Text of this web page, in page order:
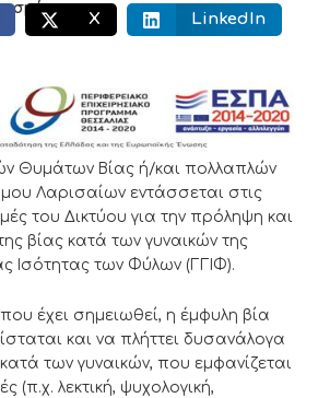
X LinkedIn
Θυμάτων Βίας ή/και πολλαπλών
Λαρισαίων εντάσσεται στις
του Δικτύου για την πρόληψη και
βίας κατά των γυναικών της
Ισότητας των Φύλων (ΓΓΙΦ).
έχει σημειωθεί, η έμφυλη βία
και να πλήττει δυσανάλογα
κατά των γυναικών, που εμφανίζεται
(π.χ. λεκτική, ψυχολογική,